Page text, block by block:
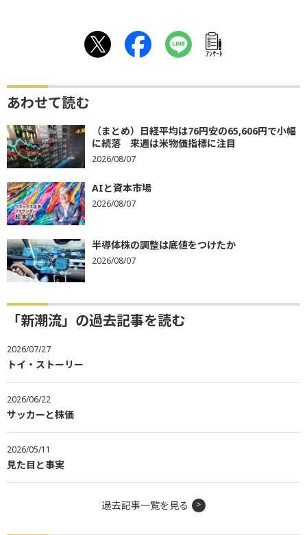
ｱﾝｹｰﾄ
あわせて読む
（まとめ）日経平均は76円安の65,606円で小幅
に続落 来週は米物価指標に注目
2026/08/07
AIと資本市場
2026/08/07
半導体株の調整は底値をつけたか
2026/08/07
「新潮流」の過去記事を読む
2026/07/27
トイ・ストーリー
2026/06/22
サッカーと株価
2026/05/11
見た目と事実
過去記事一覧を見る